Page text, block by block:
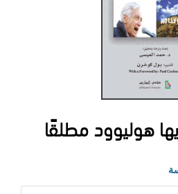
هوليوود مطلقًا